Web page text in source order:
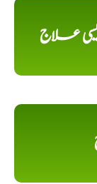
علاج